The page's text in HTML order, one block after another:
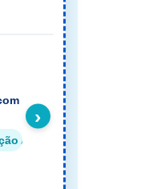
Alfabeto em Textos
›